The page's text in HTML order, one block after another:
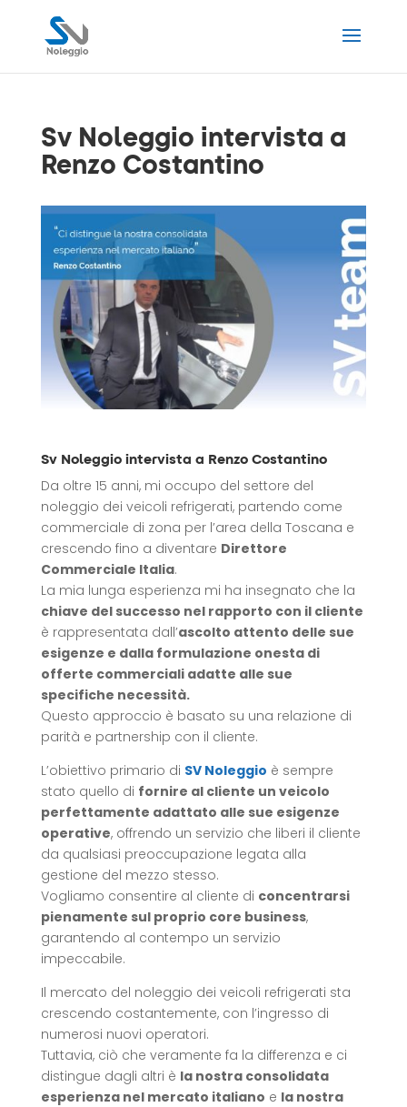
Sv Noleggio intervista a
Renzo Costantino
Sv Noleggio intervista a Renzo Costantino
Da oltre 15 anni, mi occupo del settore del
noleggio dei veicoli refrigerati, partendo come
commerciale di zona per l’area della Toscana e
crescendo fino a diventare Direttore
Commerciale Italia.
La mia lunga esperienza mi ha insegnato che la
chiave del successo nel rapporto con il cliente
è rappresentata dall’ascolto attento delle sue
esigenze e dalla formulazione onesta di
offerte commerciali adatte alle sue
specifiche necessità.
Questo approccio è basato su una relazione di
parità e partnership con il cliente.
L’obiettivo primario di SV Noleggio è sempre
stato quello di fornire al cliente un veicolo
perfettamente adattato alle sue esigenze
operative, offrendo un servizio che liberi il cliente
da qualsiasi preoccupazione legata alla
gestione del mezzo stesso.
Vogliamo consentire al cliente di concentrarsi
pienamente sul proprio core business,
garantendo al contempo un servizio
impeccabile.
Il mercato del noleggio dei veicoli refrigerati sta
crescendo costantemente, con l’ingresso di
numerosi nuovi operatori.
Tuttavia, ciò che veramente fa la differenza e ci
distingue dagli altri è la nostra consolidata
esperienza nel mercato italiano e la nostra